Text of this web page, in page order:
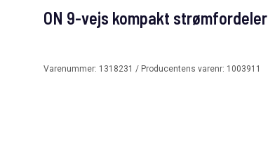
ON 9-vejs kompakt strømfordeler
Varenummer: 1318231 / Producentens varenr: 1003911